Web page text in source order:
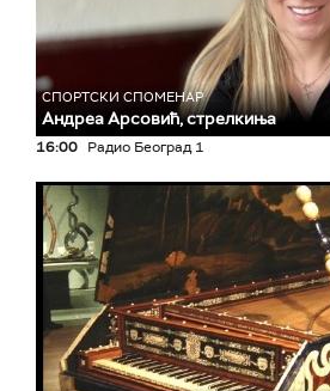
СПОРТСКИ СПОМЕНАР
Андреа Арсовић, стрелкиња
16:00 Радио Београд 1